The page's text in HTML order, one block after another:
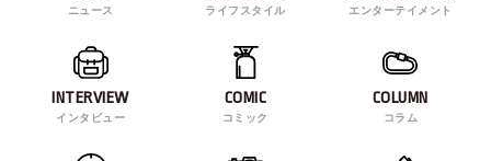
ニュース ライフスタイル エンターテイメント
INTERVIEW
インタビュー
COMIC
コミック
COLUMN
コラム